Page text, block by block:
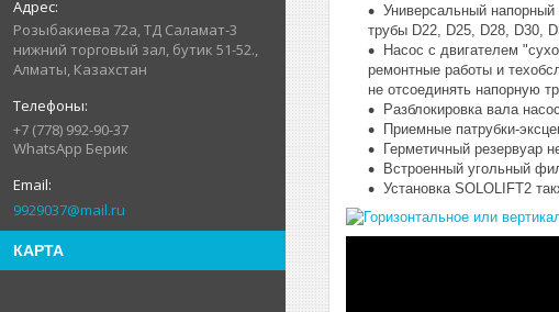
Розыбакиева 72а, ТД Саламат-3
нижний торговый зал, бутик 51-52.,
Алматы, Казахстан
+7 (778) 992-90-37
WhatsApp Берик
9929037@mail.ru
КАРТА
Универсальный
трубы D22, D25, D28, D30,
Насос с двигателем
ремонтные работы и
не отсоединять напорную
Разблокировка вала
Приемные патрубки-
Герметичный резервуар
Встроенный угольный
Установка SOLOLIFT2